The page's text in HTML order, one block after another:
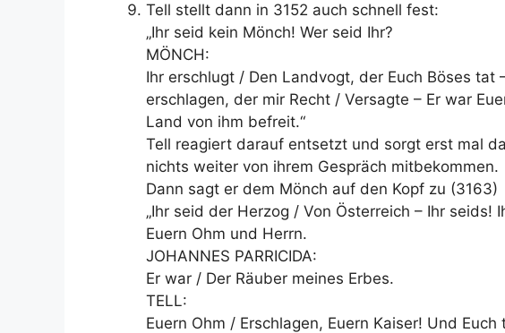
Tell stellt dann in 3152 auch schnell fest:
„Ihr seid kein Mönch! Wer seid Ihr?
MÖNCH:
Ihr erschlugt / Den Landvogt, der Euch Böses tat
erschlagen, der mir Recht / Versagte – Er war
Land von ihm befreit.“
Tell reagiert darauf entsetzt und sorgt erst mal
nichts weiter von ihrem Gespräch mitbekommen.
Dann sagt er dem Mönch auf den Kopf zu (3163)
„Ihr seid der Herzog / Von Österreich – Ihr seids!
Euern Ohm und Herrn.
JOHANNES PARRICIDA:
Er war / Der Räuber meines Erbes.
TELL:
Euern Ohm / Erschlagen, Euern Kaiser! Und